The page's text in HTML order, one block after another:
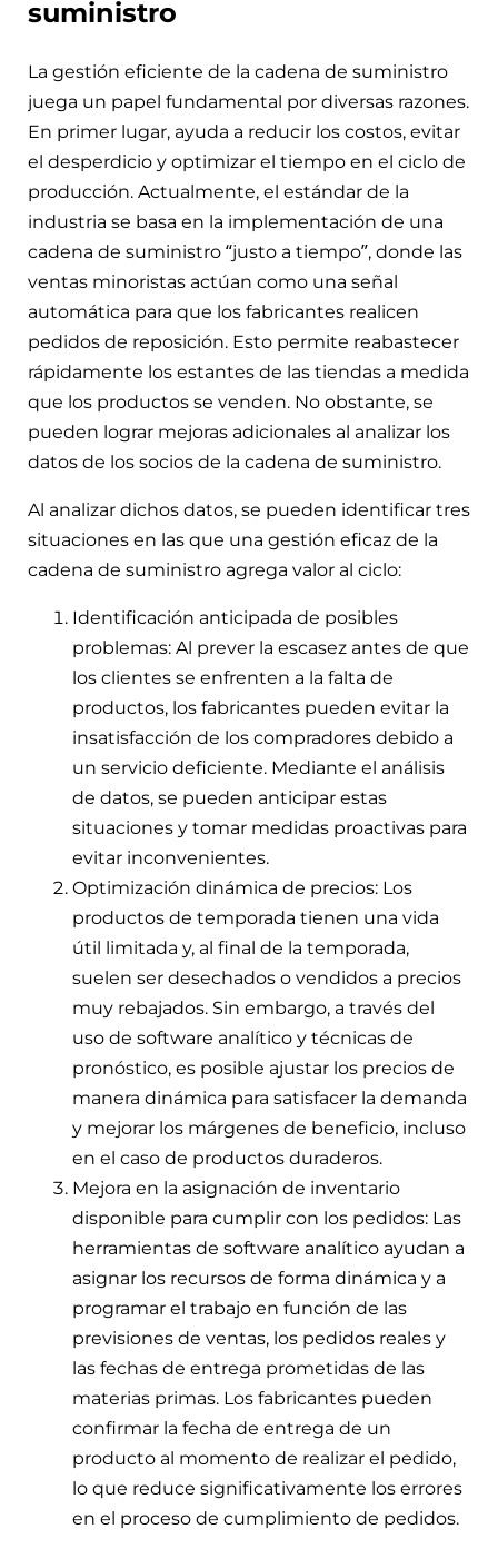
suministro
La gestión eficiente de la cadena de suministro
juega un papel fundamental por diversas razones.
En primer lugar, ayuda a reducir los costos, evitar
el desperdicio y optimizar el tiempo en el ciclo de
producción. Actualmente, el estándar de la
industria se basa en la implementación de una
cadena de suministro “justo a tiempo”, donde las
ventas minoristas actúan como una señal
automática para que los fabricantes realicen
pedidos de reposición. Esto permite reabastecer
rápidamente los estantes de las tiendas a medida
que los productos se venden. No obstante, se
pueden lograr mejoras adicionales al analizar los
datos de los socios de la cadena de suministro.
Al analizar dichos datos, se pueden identificar tres
situaciones en las que una gestión eficaz de la
cadena de suministro agrega valor al ciclo:
Identificación anticipada de posibles
problemas: Al prever la escasez antes de que
los clientes se enfrenten a la falta de
productos, los fabricantes pueden evitar la
insatisfacción de los compradores debido a
un servicio deficiente. Mediante el análisis
de datos, se pueden anticipar estas
situaciones y tomar medidas proactivas para
evitar inconvenientes.
Optimización dinámica de precios: Los
productos de temporada tienen una vida
útil limitada y, al final de la temporada,
suelen ser desechados o vendidos a precios
muy rebajados. Sin embargo, a través del
uso de software analítico y técnicas de
pronóstico, es posible ajustar los precios de
manera dinámica para satisfacer la demanda
y mejorar los márgenes de beneficio, incluso
en el caso de productos duraderos.
Mejora en la asignación de inventario
disponible para cumplir con los pedidos: Las
herramientas de software analítico ayudan a
asignar los recursos de forma dinámica y a
programar el trabajo en función de las
previsiones de ventas, los pedidos reales y
las fechas de entrega prometidas de las
materias primas. Los fabricantes pueden
confirmar la fecha de entrega de un
producto al momento de realizar el pedido,
lo que reduce significativamente los errores
en el proceso de cumplimiento de pedidos.